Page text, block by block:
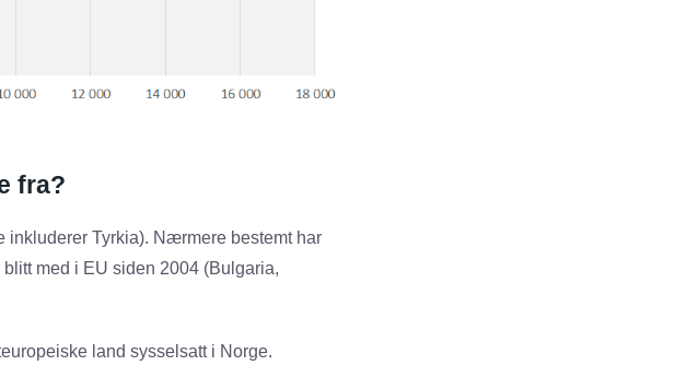
fra?
inkluderer Tyrkia). Nærmere bestemt har
med i EU siden 2004 (Bulgaria,
land sysselsatt i Norge.